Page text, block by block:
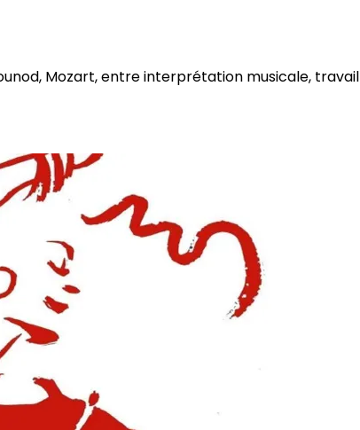
Mozart, entre interprétation musicale, travail